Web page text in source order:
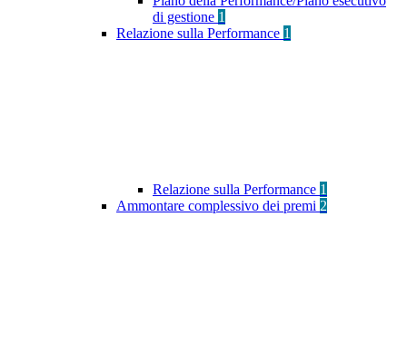
di gestione 1
Relazione sulla Performance 1
Relazione sulla Performance 1
Ammontare complessivo dei premi 2